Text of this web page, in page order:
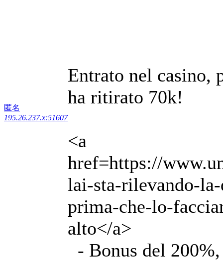
匿名
195.26.237.x:51607
Entrato nel casino,
ha ritirato 70k!
<a
href=https://
lai-sta-rilevando-
prima-che-lo-
alto</a>
- Bonus del